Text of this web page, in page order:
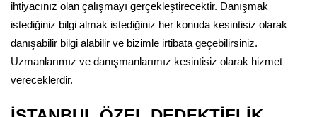
ihtiyacınız olan çalışmayı gerçekleştirecektir. Danışmak
istediğiniz bilgi almak istediğiniz her konuda kesintisiz olarak
danışabilir bilgi alabilir ve bizimle irtibata geçebilirsiniz.
Uzmanlarımız ve danışmanlarımız kesintisiz olarak hizmet
vereceklerdir.